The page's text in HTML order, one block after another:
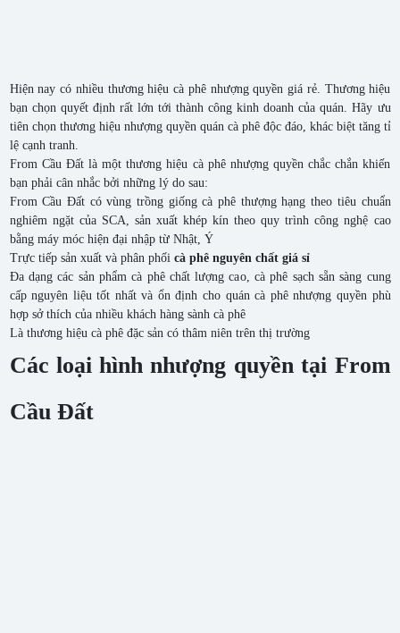
Hiện nay có nhiều thương hiệu cà phê nhượng quyền giá rẻ. Thương hiệu
bạn chọn quyết định rất lớn tới thành công kinh doanh của quán. Hãy ưu
tiên chọn thương hiệu nhượng quyền quán cà phê độc đáo, khác biệt tăng tỉ
lệ cạnh tranh.
From Cầu Đất là một thương hiệu cà phê nhượng quyền chắc chắn khiến
bạn phải cân nhắc bởi những lý do sau:
From Cầu Đất có vùng trồng giống cà phê thượng hạng theo tiêu chuẩn
nghiêm ngặt của SCA, sản xuất khép kín theo quy trình công nghệ cao
bằng máy móc hiện đại nhập từ Nhật, Ý
Trực tiếp sản xuất và phân phối cà phê nguyên chất giá sỉ
Đa dạng các sản phẩm cà phê chất lượng cao, cà phê sạch sẵn sàng cung
cấp nguyên liệu tốt nhất và ổn định cho quán cà phê nhượng quyền phù
hợp sở thích của nhiều khách hàng sành cà phê
Là thương hiệu cà phê đặc sản có thâm niên trên thị trường
Các loại hình nhượng quyền tại From
Cầu Đất